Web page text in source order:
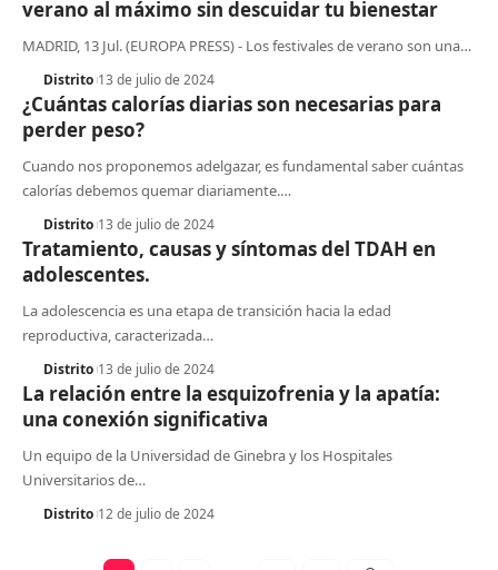
verano al máximo sin descuidar tu bienestar
MADRID, 13 Jul. (EUROPA PRESS) - Los festivales de verano son una…
Distrito 13 de julio de 2024
¿Cuántas calorías diarias son necesarias para
perder peso?
Cuando nos proponemos adelgazar, es fundamental saber cuántas
calorías debemos quemar diariamente.…
Distrito 13 de julio de 2024
Tratamiento, causas y síntomas del TDAH en
adolescentes.
La adolescencia es una etapa de transición hacia la edad
reproductiva, caracterizada…
Distrito 13 de julio de 2024
La relación entre la esquizofrenia y la apatía:
una conexión significativa
Un equipo de la Universidad de Ginebra y los Hospitales
Universitarios de…
Distrito 12 de julio de 2024